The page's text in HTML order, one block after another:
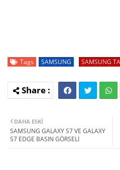
Tags SAMSUNG SAMSUNG
DAHA ESKI
SAMSUNG GALAXY S7 VE GALAXY
S7 EDGE BASIN GÖRSELİ